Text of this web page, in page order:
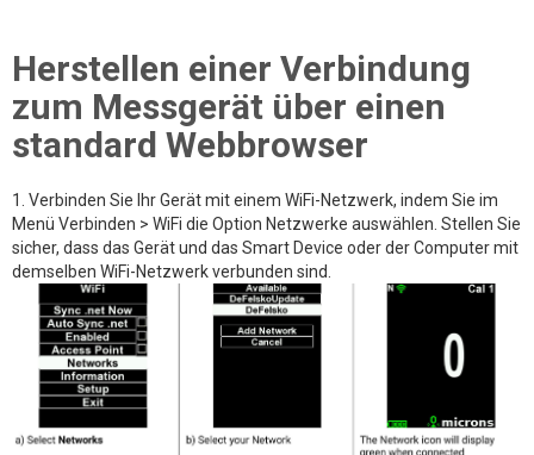
Herstellen einer Verbindung
zum Messgerät über einen
standard Webbrowser
1. Verbinden Sie Ihr Gerät mit einem WiFi-Netzwerk, indem Sie im
Menü Verbinden > WiFi die Option Netzwerke auswählen. Stellen Sie
sicher, dass das Gerät und das Smart Device oder der Computer mit
demselben WiFi-Netzwerk verbunden sind.